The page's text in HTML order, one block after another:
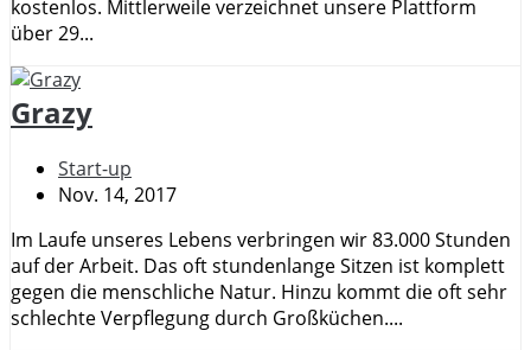
kostenlos. Mittlerweile verzeichnet unsere Plattform
über 29...
Grazy
Start-up
Nov. 14, 2017
Im Laufe unseres Lebens verbringen wir 83.000 Stunden
auf der Arbeit. Das oft stundenlange Sitzen ist komplett
gegen die menschliche Natur. Hinzu kommt die oft sehr
schlechte Verpflegung durch Großküchen....